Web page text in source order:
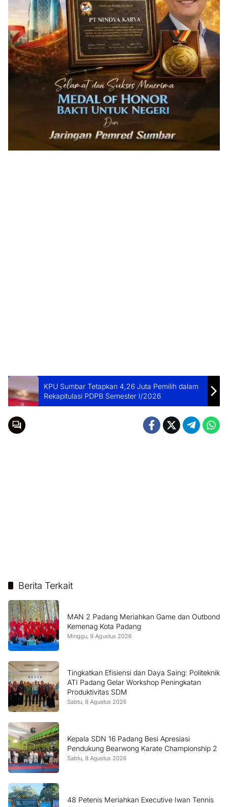
KPU Sumbar Tetapkan 4,26 Juta Pemilih dalam
Rekapitulasi PDPB Semester I/2026
Berita Terkait
MAN 2 Padang Meriahkan Game dan Outbond
Kemenag Kota Padang
Minggu, 9 Agustus 2026
Tingkatkan Efisiensi dan Daya Saing: Politeknik
ATI Padang Gelar Workshop Peningkatan
Produktivitas SDM
Sabtu, 8 Agustus 2026
Kepala SDN 16 Padang Besi Apresiasi
Pendukung Bearwong Karate Championship 2
Sabtu, 8 Agustus 2026
48 Petenis Meriahkan Executive Iwan Tennis